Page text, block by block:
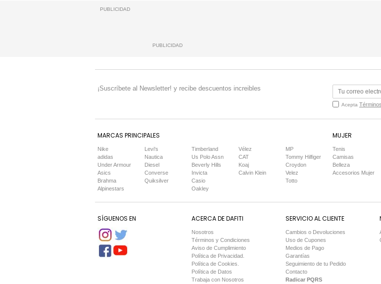
PUBLICIDAD
PUBLICIDAD
¡Suscríbete al Newsletter! y recibe descuentos increibles
Acepta
MARCAS PRINCIPALES
Nike
adidas
Under Armour
Asics
Brahma
Alpinestars
Levi's
Nautica
Diesel
Converse
Quiksilver
Timberland
Us Polo Assn
Beverly Hills
Invicta
Casio
Oakley
Vélez
CAT
Koaj
Calvin Klein
MP
Tommy Hilfiger
Croydon
Velez
Totto
MUJER
Tenis
Camisas
Belleza
Accesorios Mujer
SÍGUENOS EN ACERCA DE DAFITI
Nosotros
Términos y Condiciones
Aviso de Cumplimiento
Política de Privacidad.
Política de Cookies.
Política de Datos
Trabaja con Nosotros
SERVICIO AL CLIENTE
Cambios o Devoluciones
Uso de Cupones
Medios de Pago
Garantías
Seguimiento de tu Pedido
Contacto
Radicar PQRS